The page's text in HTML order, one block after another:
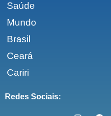
Saúde
Mundo
Brasil
Ceará
Cariri
Redes Sociais: